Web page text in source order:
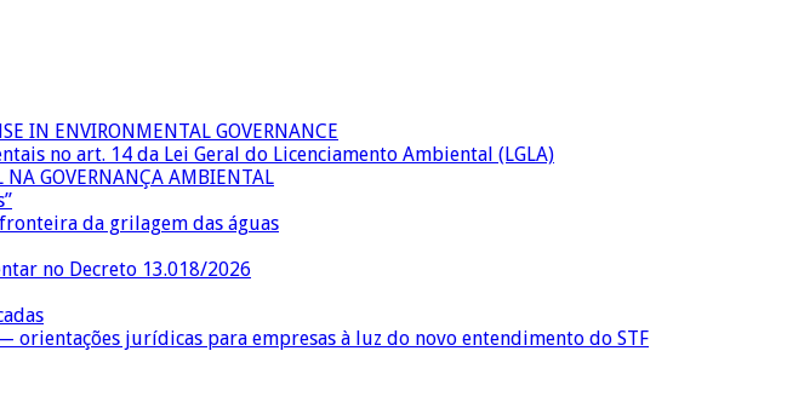
IN ENVIRONMENTAL GOVERNANCE
no art. 14 da Lei Geral do Licenciamento Ambiental (LGLA)
NA GOVERNANÇA AMBIENTAL
da grilagem das águas
no Decreto 13.018/2026
jurídicas para empresas à luz do novo entendimento do STF